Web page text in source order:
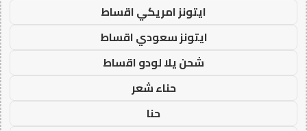
ايتونز امريكي اقساط
ايتونز سعودي اقساط
شحن يلا لودو اقساط
حناء شعر
حنا